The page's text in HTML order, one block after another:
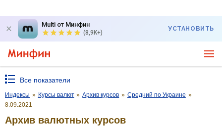
Multi от Минфин
(8,9K+)
УСТАНОВИТЬ
Все показатели
Индексы » Курсы валют » Архив курсов » Средний по Украине »
8.09.2021
Архив валютных курсов